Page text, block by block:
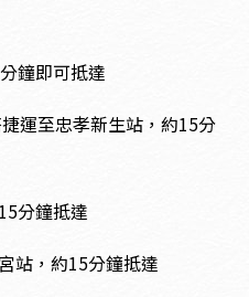
鐘即可抵達
捷運至忠孝新生站，約15分
分鐘抵達
站，約15分鐘抵達